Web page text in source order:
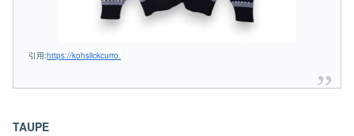
引用:https://kohslickcurro.
TAUPE